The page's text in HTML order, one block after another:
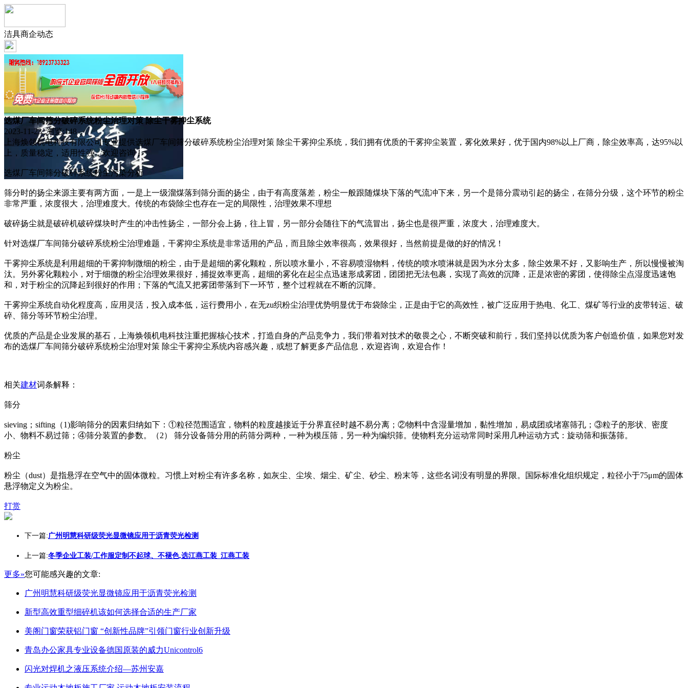
洁具商企动态
选煤厂车间筛分破碎系统粉尘治理对策 除尘干雾抑尘系统
2023-11-23 浏览:148
上海焕领机电科技有限公司专业提供选煤厂车间筛分破碎系统粉尘治理对策 除尘干雾抑尘系统，我们拥有优质的干雾抑尘装置，雾化效果好，优于国内98%以上厂商，除尘效率高，达95%以
上，质量稳定，适用性强，欢迎咨询！
选煤厂车间筛分破碎系统粉尘污染分析
筛分时的扬尘来源主要有两方面，一是上一级溜煤落到筛分面的扬尘，由于有高度落差，粉尘一般跟随煤块下落的气流冲下来，另一个是筛分震动引起的扬尘，在筛分分级，这个环节的粉尘
非常严重，浓度很大，治理难度大。传统的布袋除尘也存在一定的局限性，治理效果不理想
破碎扬尘就是破碎机破碎煤块时产生的冲击性扬尘，一部分会上扬，往上冒，另一部分会随往下的气流冒出，扬尘也是很严重，浓度大，治理难度大。
针对选煤厂车间筛分破碎系统粉尘治理难题，干雾抑尘系统是非常适用的产品，而且除尘效率很高，效果很好，当然前提是做的好的情况！
干雾抑尘系统是利用超细的干雾抑制微细的粉尘，由于是超细的雾化颗粒，所以喷水量小，不容易喷湿物料，传统的喷水喷淋就是因为水分太多，除尘效果不好，又影响生产，所以慢慢被淘
汰。另外雾化颗粒小，对于细微的粉尘治理效果很好，捕捉效率更高，超细的雾化在起尘点迅速形成雾团，团团把无法包裹，实现了高效的沉降，正是浓密的雾团，使得除尘点湿度迅速饱
和，对于粉尘的沉降起到很好的作用；下落的气流又把雾团带落到下一环节，整个过程就在不断的沉降。
干雾抑尘系统自动化程度高，应用灵活，投入成本低，运行费用小，在无zu织粉尘治理优势明显优于布袋除尘，正是由于它的高效性，被广泛应用于热电、化工、煤矿等行业的皮带转运、破
碎、筛分等环节粉尘治理。
优质的产品是企业发展的基石，上海焕领机电科技注重把握核心技术，打造自身的产品竞争力，我们带着对技术的敬畏之心，不断突破和前行，我们坚持以优质为客户创造价值，如果您对发
布的选煤厂车间筛分破碎系统粉尘治理对策 除尘干雾抑尘系统内容感兴趣，或想了解更多产品信息，欢迎咨询，欢迎合作！
相关建材词条解释：
筛分
sieving；sifting（1)影响筛分的因素归纳如下：①粒径范围适宜，物料的粒度越接近于分界直径时越不易分离；②物料中含湿量增加，黏性增加，易成团或堵塞筛孔；③粒子的形状、密度
小、物料不易过筛；④筛分装置的参数。（2） 筛分设备筛分用的药筛分两种，一种为模压筛，另一种为编织筛。使物料充分运动常同时采用几种运动方式：旋动筛和振荡筛。
粉尘
粉尘（dust）是指悬浮在空气中的固体微粒。习惯上对粉尘有许多名称，如灰尘、尘埃、烟尘、矿尘、砂尘、粉末等，这些名词没有明显的界限。国际标准化组织规定，粒径小于75μm的固体
悬浮物定义为粉尘。
打赏
下一篇:广州明慧科研级荧光显微镜应用于沥青荧光检测
上一篇:冬季企业工装/工作服定制不起球、不褪色,选江燕工装_江燕工装
更多»您可能感兴趣的文章:
广州明慧科研级荧光显微镜应用于沥青荧光检测
新型高效重型细碎机该如何选择合适的生产厂家
美阁门窗荣获铝门窗 “创新性品牌”引领门窗行业创新升级
青岛办公家具专业设备德国原装的威力Unicontrol6
闪光对焊机之液压系统介绍—苏州安嘉